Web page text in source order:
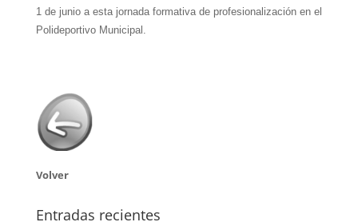
1 de junio a esta jornada formativa de profesionalización en el
Polideportivo Municipal.
Volver
Entradas recientes